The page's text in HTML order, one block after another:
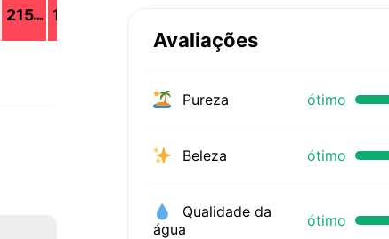
215mm 176
Avaliações
Pureza ótimo
Beleza ótimo
Qualidade da
água
ótimo